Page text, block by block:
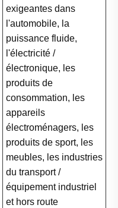
exigeantes dans
l'automobile, la
puissance fluide,
l'électricité /
électronique, les
produits de
consommation, les
appareils
électroménagers, les
produits de sport, les
meubles, les industries
du transport /
équipement industriel
et hors route